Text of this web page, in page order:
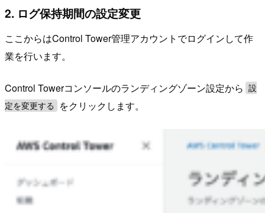
2. ログ保持期間の設定変更
ここからはControl Tower管理アカウントでログインして作
業を行います。
Control Towerコンソールのランディングゾーン設定から
設
定を変更する
をクリックします。